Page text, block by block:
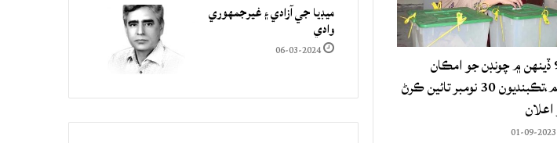
90 ڏينهن ۾ چونڊن جو امڪان
ختم،تڪبنديون 30 نومبر تائين ڪرڻ
01-09-2023
ميڊيا جي آزادي ۽ غيرجمھوري
وادي
06-03-2024